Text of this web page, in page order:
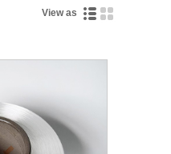
View as